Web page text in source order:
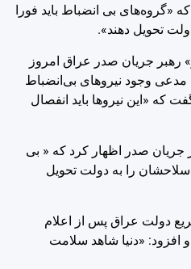
«گروه‌های بی انضباط باید فورا
تحویل دهند».
رهبر جریان صدر عراق امروز
وجود نیروهای بی‌انضباط
«این نیروها باید انفصال
جریان صدر اظهار کرد که « بی
سلاحشان را به دولت تحویل
دولت عراق پس از اعلام
و افزود: «دنیا شاهد سلامت